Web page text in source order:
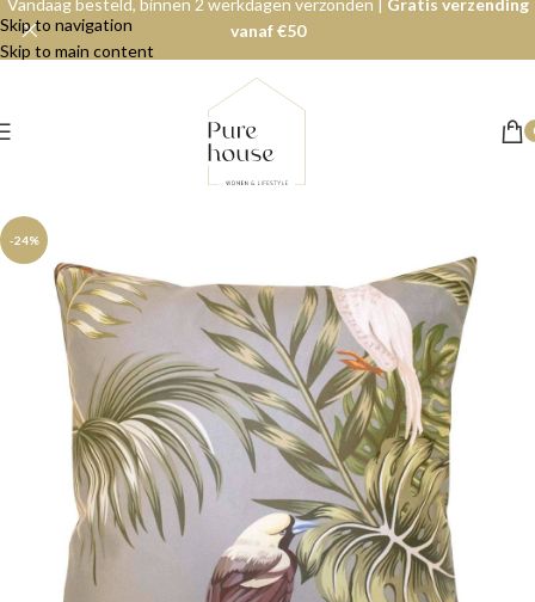
Skip to navigation
Skip to main content
Vandaag besteld, binnen 2 werkdagen verzonden | Gratis verzending
vanaf €50
-24%